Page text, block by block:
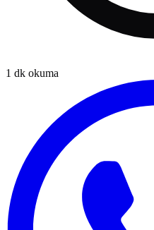
1 dk okuma